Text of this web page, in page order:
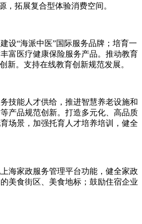
拓展复合型体验消费空间。
设“海派中医”国际服务品牌；培育一
富医疗健康保险服务产品。推动教育
新。支持在线教育创新规范发展。
技能人才供给，推进智慧养老设施和
产品规范创新。打造多元化、高品质
场景，加强托育人才培养培训，健全
海家政服务管理平台功能，健全家政
美食街区、美食地标；鼓励住宿企业